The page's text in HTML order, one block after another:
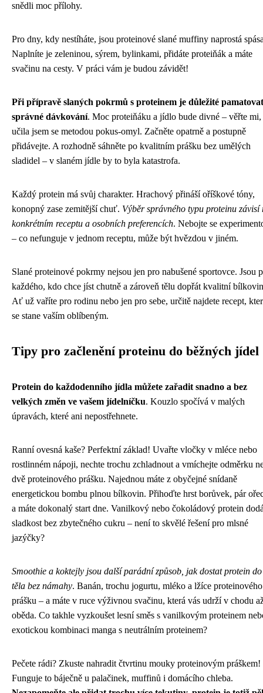
snědli moc přílohy.
Pro dny, kdy nestíháte, jsou proteinové slané muffiny naprostá
Naplníte je zeleninou, sýrem, bylinkami, přidáte proteiňák a máte
svačinu na cesty. V práci vám je budou závidět!
Při přípravě slaných pokrmů s proteinem je důležité
správné dávkování. Moc proteiňáku a jídlo bude divné – věřte mi,
učila jsem se metodou pokus-omyl. Začněte opatrně a postupně
přidávejte. A rozhodně sáhněte po kvalitním prášku bez umělých
sladidel – v slaném jídle by to byla katastrofa.
Každý protein má svůj charakter. Hrachový přináší oříškové tóny,
konopný zase zemitější chuť. Výběr správného typu proteinu závisí
konkrétním receptu a osobních preferencích. Nebojte se
– co nefunguje v jednom receptu, může být hvězdou v jiném.
Slané proteinové pokrmy nejsou jen pro nabušené sportovce. Jsou
každého, kdo chce jíst chutně a zároveň tělu dopřát kvalitní
Ať už vaříte pro rodinu nebo jen pro sebe, určitě najdete recept,
se stane vaším oblíbeným.
Tipy pro začlenění proteinu do běžných jídel
Protein do každodenního jídla můžete zařadit snadno a bez
velkých změn ve vašem jídelníčku. Kouzlo spočívá v malých
úpravách, které ani nepostřehnete.
Ranní ovesná kaše? Perfektní základ! Uvařte vločky v mléce nebo
rostlinném nápoji, nechte trochu zchladnout a vmíchejte odměrku
dvě proteinového prášku. Najednou máte z obyčejné snídaně
energetickou bombu plnou bílkovin. Přihoďte hrst borůvek, pár
a máte dokonalý start dne. Vanilkový nebo čokoládový protein
sladkost bez zbytečného cukru – není to skvělé řešení pro mlsné
jazýčky?
Smoothie a koktejly jsou další parádní způsob, jak dostat protein do
těla bez námahy. Banán, trochu jogurtu, mléko a lžíce proteinového
prášku – a máte v ruce výživnou svačinu, která vás udrží v chodu
oběda. Co takhle vyzkoušet lesní směs s vanilkovým proteinem
exotickou kombinaci manga s neutrálním proteinem?
Pečete rádi? Zkuste nahradit čtvrtinu mouky proteinovým práškem!
Funguje to báječně u palačinek, muffinů i domácího chleba.